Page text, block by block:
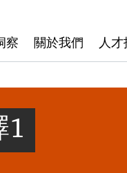
察 關於我們 人
1